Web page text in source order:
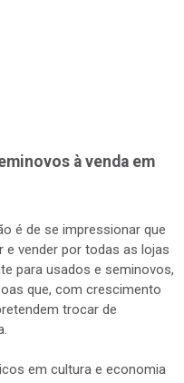
à venda em
é de se impressionar que
vender por todas as lojas
para usados e seminovos,
que, com crescimento
trocar de
em cultura e economia